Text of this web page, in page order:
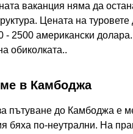
ваканция няма да
Цената на
- 2500 американски
обиколката..
в Камбоджа
пътуване до Камбоджа е
бяха по-неутрални. На